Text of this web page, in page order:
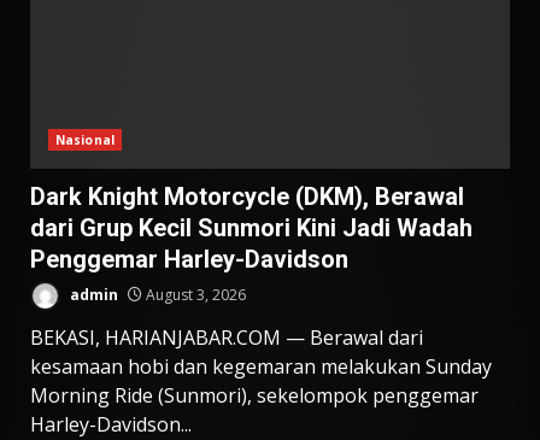
Nasional
Dark Knight Motorcycle (DKM), Berawal
dari Grup Kecil Sunmori Kini Jadi Wadah
Penggemar Harley-Davidson
admin August 3, 2026
BEKASI, HARIANJABAR.COM — Berawal dari
kesamaan hobi dan kegemaran melakukan Sunday
Morning Ride (Sunmori), sekelompok penggemar
Harley-Davidson...